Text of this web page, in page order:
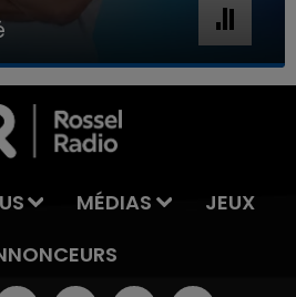
MÉDIAS
JEUX